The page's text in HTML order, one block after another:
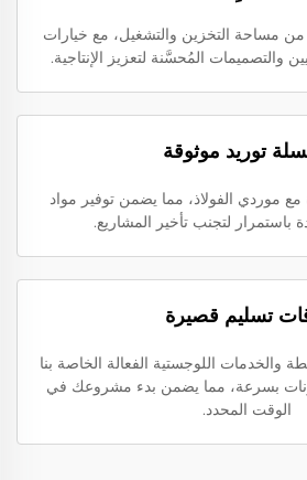
من مساحة التخزين والتشغيل، مع خيارات
والتصميمات المُحسَّنة لتعزيز الإنتاجية.
توريد موثوقة
موردي الفولاذ، مما يضمن توفير مواد
باستمرار لتجنب تأخير المشاريع.
تسليم قصيرة
والخدمات اللوجستية الفعالة الخاصة بنا
بسرعة، مما يضمن بدء مشروعك في
الوقت المحدد.